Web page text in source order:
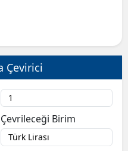
Çevirici
Çevrileceği Birim